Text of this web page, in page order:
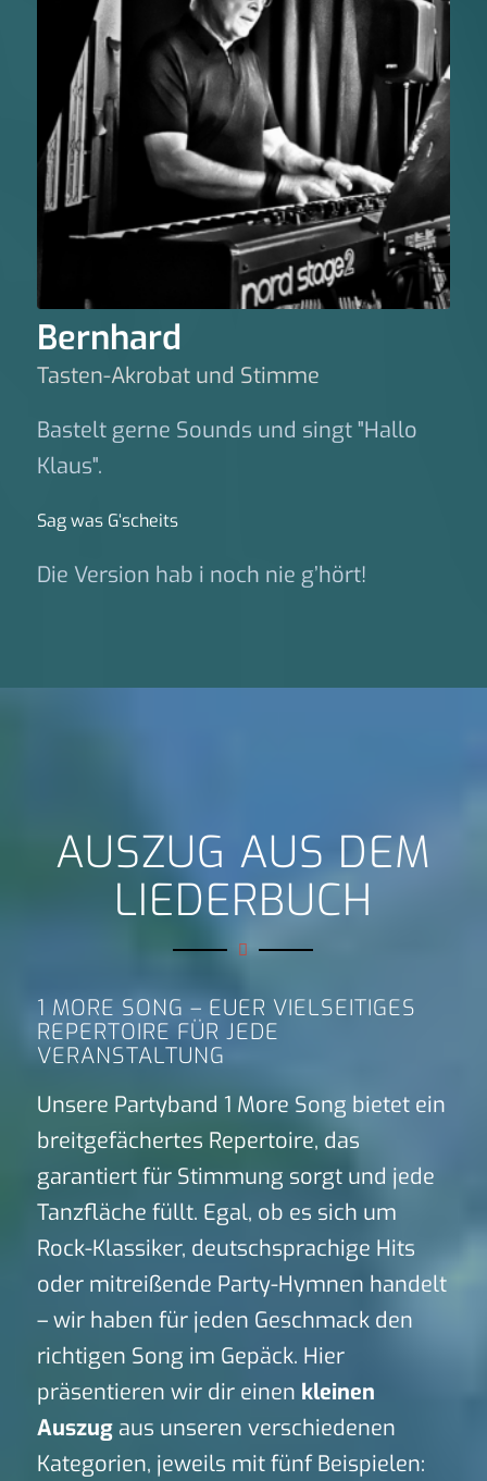
Bernhard
Tasten-Akrobat und Stimme
Bastelt gerne Sounds und singt "Hallo
Klaus".
Sag was G‘scheits
Die Version hab i noch nie g’hört!
AUSZUG AUS DEM
LIEDERBUCH
1 MORE SONG – EUER VIELSEITIGES
REPERTOIRE FÜR JEDE
VERANSTALTUNG
Unsere Partyband 1 More Song bietet ein
breitgefächertes Repertoire, das
garantiert für Stimmung sorgt und jede
Tanzfläche füllt. Egal, ob es sich um
Rock-Klassiker, deutschsprachige Hits
oder mitreißende Party-Hymnen handelt
– wir haben für jeden Geschmack den
richtigen Song im Gepäck. Hier
präsentieren wir dir einen kleinen
Auszugaus unseren verschiedenen
Kategorien, jeweils mit fünf Beispielen: